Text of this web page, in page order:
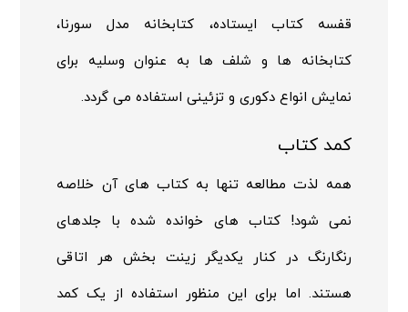
قفسه کتاب ایستاده، کتابخانه مدل سورنا،
کتابخانه ها و شلف ها به عنوان وسلیه برای
نمایش انواع دکوری و تزئینی استفاده می گردد.
کمد کتاب
همه لذت مطالعه تنها به کتاب های آن خلاصه
نمی شود! کتاب های خوانده شده با جلدهای
رنگارنگ در کنار یکدیگر زینت بخش هر اتاقی
هستند. اما برای این منظور استفاده از یک کمد